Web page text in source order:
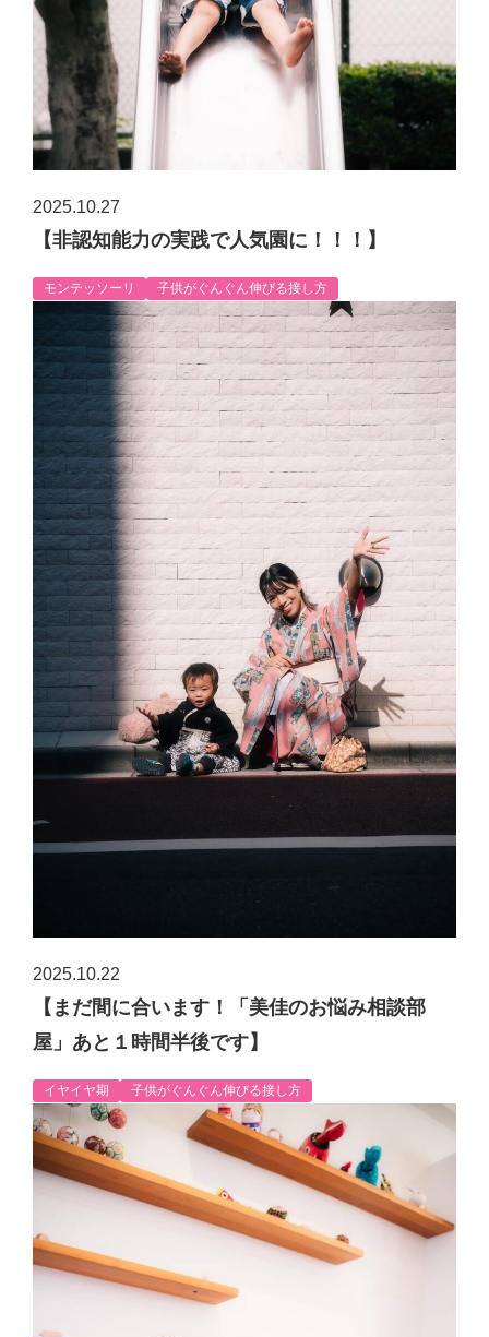
2025.10.27
【非認知能力の実践で人気園に！！！】
モンテッソーリ 子供がぐんぐん伸びる接し方
2025.10.22
【まだ間に合います！「美佳のお悩み相談部
屋」あと１時間半後です】
イヤイヤ期 子供がぐんぐん伸びる接し方